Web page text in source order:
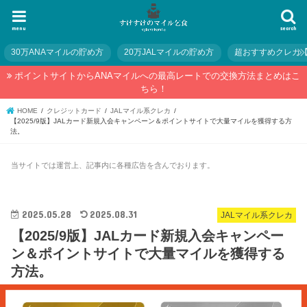
search
menu
30万ANAマイルの貯め方 20万JALマイルの貯め方 超おすすめクレカ
ポイントサイトからANAマイルへの最高レートでの交換方法まとめはこ
ちら！
HOME クレジットカード
JALマイル系クレカ
【2025/9版】JALカード新規入会キャンペーン＆ポイントサイトで大量マイルを獲得する方
法。
当サイトでは運営上、記事内に各種広告を含んでおります。
JALマイル系クレカ
2025.05.28 2025.08.31
【2025/9版】JALカード新規入会キャンペー
ン＆ポイントサイトで大量マイルを獲得する
方法。